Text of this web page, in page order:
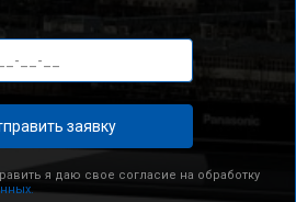
заявку
я даю свое согласие на обработку